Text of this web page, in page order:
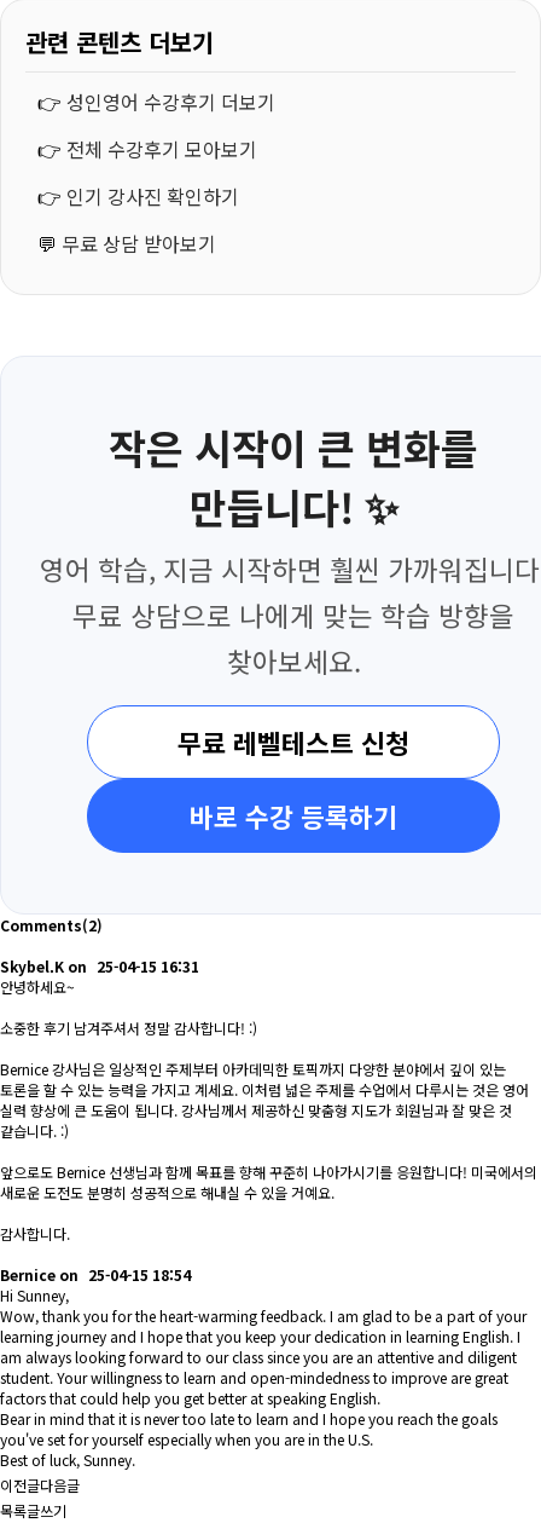
관련 콘텐츠 더보기
👉 성인영어 수강후기 더보기
👉 전체 수강후기 모아보기
👉 인기 강사진 확인하기
💬 무료 상담 받아보기
작은 시작이 큰 변화를
만듭니다! ✨
영어 학습, 지금 시작하면 훨씬 가까워집니
무료 상담으로 나에게 맞는 학습 방향을
찾아보세요.
무료 레벨테스트 신청
바로 수강 등록하기
Comments(2)
Skybel.K on 25-04-15 16:31
안녕하세요~
소중한 후기 남겨주셔서 정말 감사합니다! :)
Bernice 강사님은 일상적인 주제부터 아카데믹한 토픽까지 다양한 분야에서 깊이 있는
토론을 할 수 있는 능력을 가지고 계세요. 이처럼 넓은 주제를 수업에서 다루시는 것은 영어
실력 향상에 큰 도움이 됩니다. 강사님께서 제공하신 맞춤형 지도가 회원님과 잘 맞은 것
같습니다. :)
앞으로도 Bernice 선생님과 함께 목표를 향해 꾸준히 나아가시기를 응원합니다! 미국에서의
새로운 도전도 분명히 성공적으로 해내실 수 있을 거예요.
감사합니다.
Bernice on 25-04-15 18:54
Hi Sunney,
Wow, thank you for the heart-warming feedback. I am glad to be a part of your
learning journey and I hope that you keep your dedication in learning English. I
am always looking forward to our class since you are an attentive and diligent
student. Your willingness to learn and open-mindedness to improve are great
factors that could help you get better at speaking English.
Bear in mind that it is never too late to learn and I hope you reach the goals
you've set for yourself especially when you are in the U.S.
Best of luck, Sunney.
이전글다음글
목록글쓰기